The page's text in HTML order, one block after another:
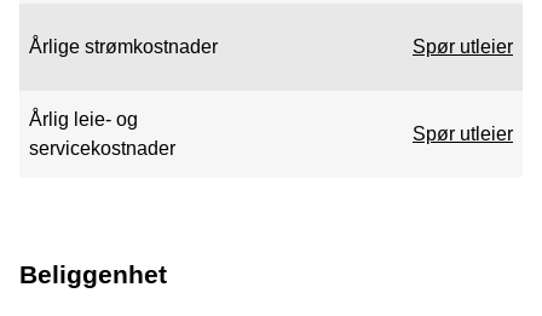
Årlige strømkostnader Spør utleier
Årlig leie- og
servicekostnader
Spør utleier
Beliggenhet